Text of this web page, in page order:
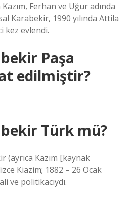
Ferhan ve Uğur adında
Karabekir, 1990 yılında Attila
kez evlendi.
Paşa
edilmiştir?
Türk mü?
(ayrıca Kazım [kaynak
Kiazim; 1882 – 26 Ocak
ve politikacıydı.